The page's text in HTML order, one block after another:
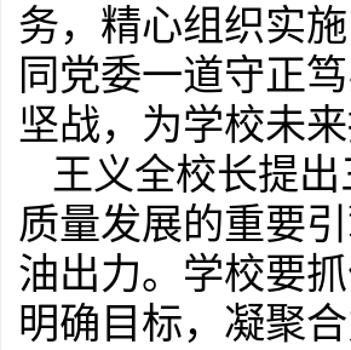
务，精心组织实
同党委一道守正
坚战，为学校未
王义全校长提
质量发展的重要
油出力。学校要
明确目标，凝聚